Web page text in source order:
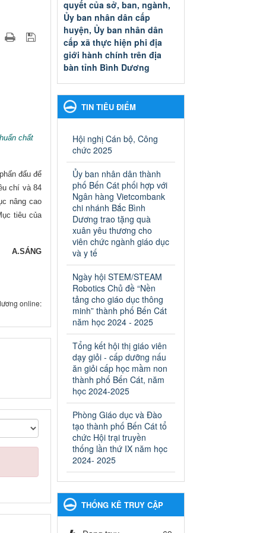
chất
đấu để
chí và 84
nâng cao
tiêu của
A.SÁNG
online:
quyết của sở, ban, ngành,
Ủy ban nhân dân cấp
huyện, Ủy ban nhân dân
cấp xã thực hiện phi địa
giới hành chính trên địa
bàn tỉnh Bình Dương
thẩm quyền giải quyết của sở,
ban, ngành, Ủy ban nhân dân
cấp xã thực hiện phi địa giới
hành chính trên địa bàn tỉnh
Ngày ban hành: 13/03/2025
Kế hoạch Phổ biến, giáo
dục pháp luật năm 2025 của
ngành Giáo dục và Đào tạo
thành phố Bến Cát
Kế hoạch Phổ biến, giáo dục
pháp luật năm 2025 của
ngành Giáo dục và Đào tạo
thành phố Bến Cát
Ngày ban hành: 28/02/2025
Quyết định công bố thủ tục
hành chính bị bãi bỏ trong
lĩnh vực giáo dục đào tạo
thuộc hệ giáo dục quốc
dân và cơ sở giáo dục khác
thuộc thẩm quyền giải
quyết của Sở Giáo dục và
Đào tạo, Ủy ban nhân dân
cấp huyện
Quyết định công bố thủ tục
hành chính bị bãi bỏ trong lĩnh
vực giáo dục đào tạo thuộc hệ
giáo dục quốc dân và cơ sở
giáo dục khác thuộc thẩm
quyền giải quyết của Sở Giáo
dục và Đào tạo, Ủy ban nhân
dân cấp huyện
TIN TIÊU ĐIỂM
Hội nghị Cán bộ, Công
chức 2025
Ủy ban nhân dân thành
phố Bến Cát phối hợp với
Ngân hàng Vietcombank
chi nhánh Bắc Bình
Dương trao tặng quà
xuân yêu thương cho
viên chức ngành giáo dục
và y tế
Ngày hội STEM/STEAM
Robotics Chủ đề “Nền
tảng cho giáo dục thông
minh” thành phố Bến Cát
năm học 2024 - 2025
Tổng kết hội thị giáo viên
dạy giỏi - cấp dưỡng nấu
ăn giỏi cấp học mầm non
thành phố Bến Cát, năm
học 2024-2025
Phòng Giáo dục và Đào
tạo thành phố Bến Cát tổ
chức Hội trại truyền
thống lần thứ IX năm học
2024- 2025
THỐNG KÊ TRUY CẬP